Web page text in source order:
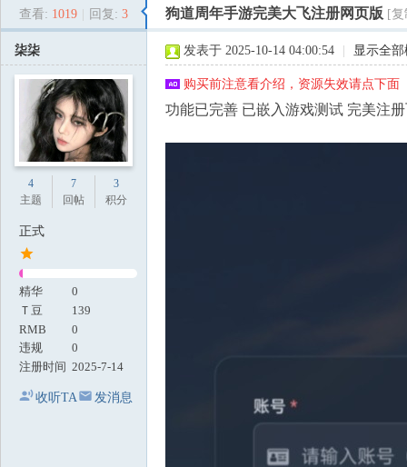
查看: 1019 回复: 3 狗道周年手游完美大飞注册网页版 [
柒柒
4
主题
7
回帖
3
积分
正式
精华
0
Ｔ豆
139
RMB
0
违规
0
注册时间 2025-7-14
收听TA 发消息
发表于 2025-10-14 04:00:54 显示全
购买前注意看介绍，资源失效请点下
功能已完善 已嵌入游戏测试 完美注